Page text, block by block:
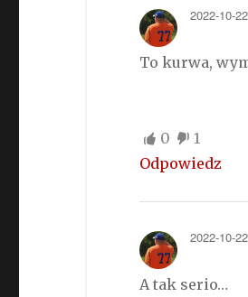
2022-10-
To kurwa,
0
1
Odpowiedz
2022-10-
A tak serio…